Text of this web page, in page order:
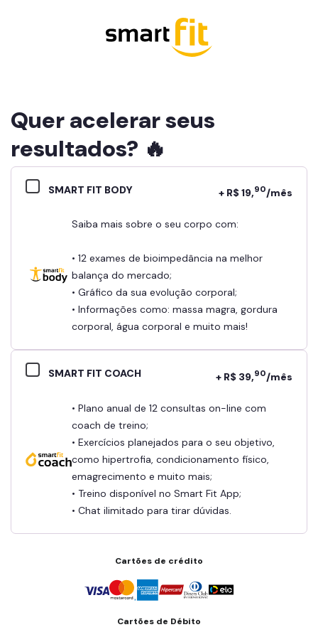
Quer acelerar seus
resultados? 🔥
SMART FIT BODY + R$ 19,90/mês
Saiba mais sobre o seu corpo com:
• 12 exames de bioimpedância na melhor
balança do mercado;
• Gráfico da sua evolução corporal;
• Informações como: massa magra, gordura
corporal, água corporal e muito mais!
SMART FIT COACH + R$ 39,90/mês
• Plano anual de 12 consultas on-line com
coach de treino;
• Exercícios planejados para o seu objetivo,
como hipertrofia, condicionamento físico,
emagrecimento e muito mais;
• Treino disponível no Smart Fit App;
• Chat ilimitado para tirar dúvidas.
Cartões de crédito
Cartões de Débito